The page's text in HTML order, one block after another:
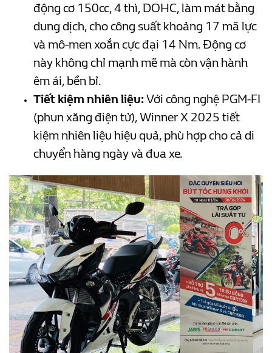
động cơ 150cc, 4 thì, DOHC, làm mát bằng
dung dịch, cho công suất khoảng 17 mã lực
và mô-men xoắn cực đại 14 Nm. Động cơ
này không chỉ mạnh mẽ mà còn vận hành
êm ái, bền bỉ.
Tiết kiệm nhiên liệu:Với công nghệ PGM-FI
(phun xăng điện tử), Winner X 2025 tiết
kiệm nhiên liệu hiệu quả, phù hợp cho cả di
chuyển hàng ngày và đua xe.